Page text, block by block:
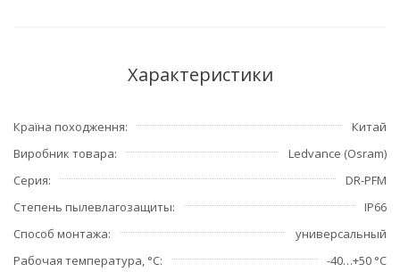
Характеристики
Країна походження
Китай
Виробник товара
Ledvance (Osram)
Серия
DR-PFM
Степень пылевлагозащиты
IP66
Способ монтажа
универсальный
Рабочая температура, °С
-40…+50 °C